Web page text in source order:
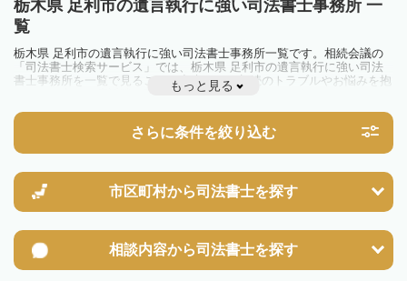
栃木県 足利市の遺言執行に強い司法書士事務所 一
覧
栃木県 足利市の遺言執行に強い司法書士事務所一覧です。相続会議の
「司法書士検索サービス」では、栃木県 足利市の遺言執行に強い司法
書士事務所を一覧で見ることが出来ます。相続のトラブルやお悩みを抱
えている方は一度近隣の司法書士に相談してみましょう。
もっと見る
さらに条件を絞り込む
市区町村から司法書士を探す
相談内容から司法書士を探す